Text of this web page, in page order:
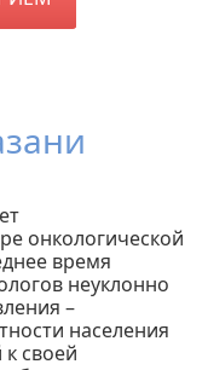
онкологической
время
неуклонно
–
населения
своей